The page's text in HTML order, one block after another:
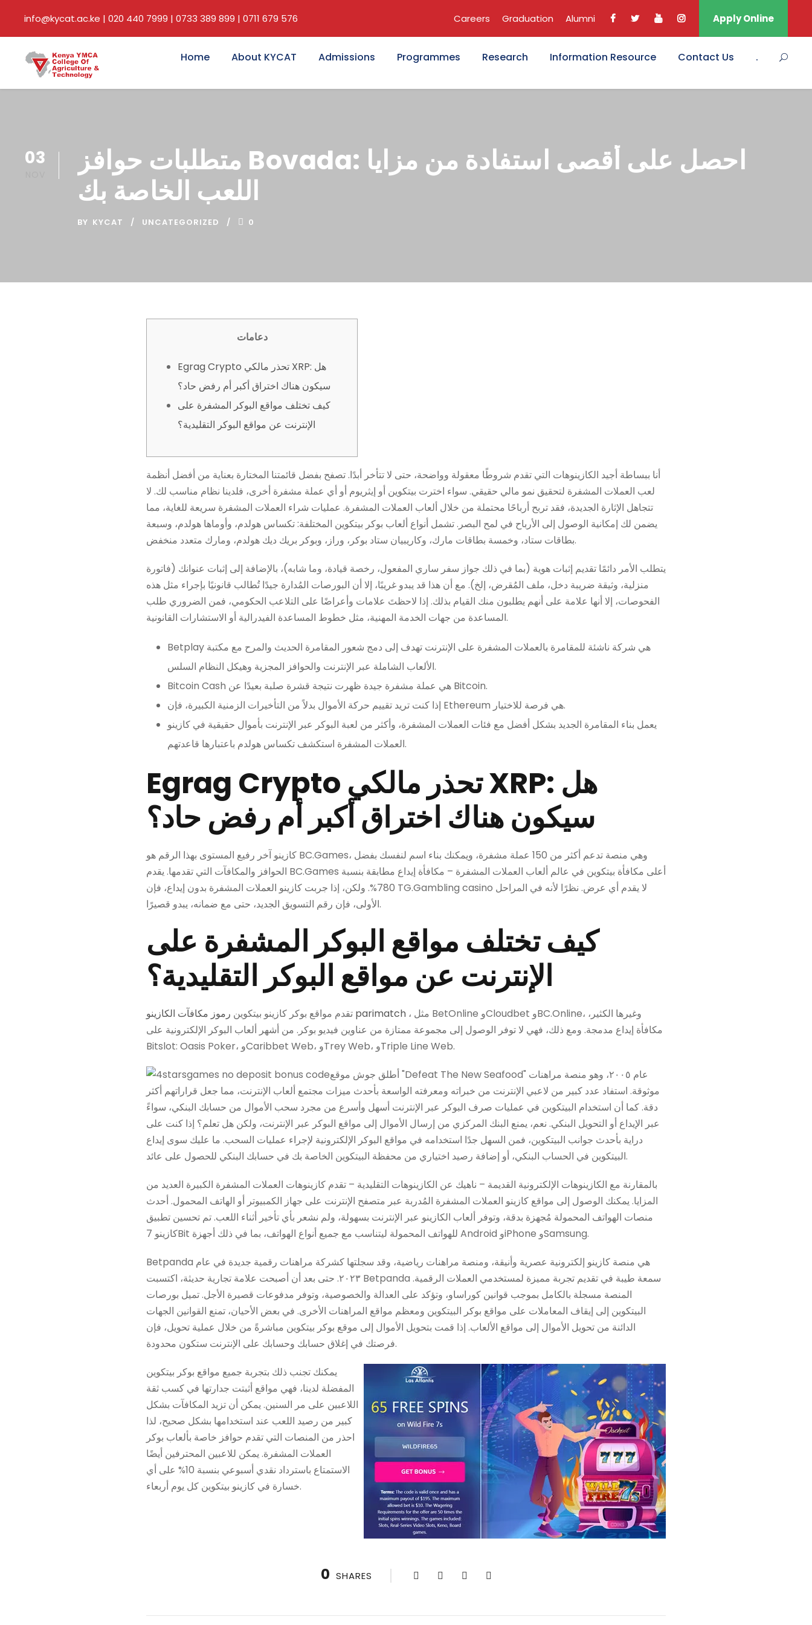
info@kycat.ac.ke | 020 440 7999 | 0733 389 899 | 0711 679 576 Careers Graduation Alumni Apply Online
Home About KYCAT Admissions Programmes Research Information Resource Contact Us .
03
متطلبات حوافز Bovada: احصل على أقصى استفادة من مزايا
اللعب الخاصة بك
BY KYCAT UNCATEGORIZED 0
دعامات
Egrag Crypto تحذر مالكي XRP: هل
سيكون هناك اختراق أكبر أم رفض حاد؟
كيف تختلف مواقع البوكر المشفرة على
الإنترنت عن مواقع البوكر التقليدية؟
أنا ببساطة أجيد الكازينوهات التي تقدم شروطًا معقولة وواضحة، حتى لا تتأخر أبدًا. تصفح بفضل قائمتنا المختارة بعناية من أفضل أنظمة
لعب العملات المشفرة لتحقيق نمو مالي حقيقي. سواء اخترت بيتكوين أو إيثريوم أو أي عملة مشفرة أخرى، فلدينا نظام مناسب لك. لا
تتجاهل الإثارة الجديدة، فقد تربح أرباحًا محتملة من خلال ألعاب العملات المشفرة. عمليات شراء العملات المشفرة سريعة للغاية، مما
يضمن لك إمكانية الوصول إلى الأرباح في لمح البصر.تشمل أنواع ألعاب بوكر بيتكوين المختلفة: تكساس هولدم، وأوماها هولدم، وسبعة
بطاقات ستاد، وخمسة بطاقات مارك، وكاريبيان ستاد بوكر، وراز، وبوكر بريك ديك هولدم، ومارك متعدد منخفض.
يتطلب الأمر دائمًا تقديم إثبات هوية (بما في ذلك جواز سفر ساري المفعول، رخصة قيادة، وما شابه)، بالإضافة إلى إثبات عنوانك (فاتورة
منزلية، وثيقة ضريبة دخل، ملف المُقرض، إلخ). مع أن هذا قد يبدو غريبًا، إلا أن البورصات المُدارة جيدًا تُطالب قانونيًا بإجراء مثل هذه
الفحوصات، إلا أنها علامة على أنهم يطلبون منك القيام بذلك. إذا لاحظتَ علامات وأعراضًا على التلاعب الحكومي، فمن الضروري طلب
المساعدة من جهات الخدمة المهنية، مثل خطوط المساعدة الفيدرالية أو الاستشارات القانونية.
Betplay هي شركة ناشئة للمقامرة بالعملات المشفرة على الإنترنت تهدف إلى دمج شعور المقامرة الحديث والمرح مع مكتبة
الألعاب الشاملة عبر الإنترنت والحوافز المجزية وهيكل النظام السلس.
Bitcoin Cash هي عملة مشفرة جيدة ظهرت نتيجة قشرة صلبة بعيدًا عن Bitcoin.
إذا كنت تريد تقييم حركة الأموال بدلاً من التأخيرات الزمنية الكبيرة، فإن Ethereum هي فرصة للاختيار.
يعمل بناء المقامرة الجديد بشكل أفضل مع فئات العملات المشفرة، وأكثر من لعبة البوكر عبر الإنترنت بأموال حقيقية في كازينو
العملات المشفرة استكشف تكساس هولدم باعتبارها قاعدتهم.
Egrag Crypto تحذر مالكي XRP: هل
سيكون هناك اختراق أكبر أم رفض حاد؟
كازينو آخر رفيع المستوى بهذا الرقم هو BC.Games، وهي منصة تدعم أكثر من 150 عملة مشفرة، ويمكنك بناء اسم لنفسك بفضل
الحوافز والمكافآت التي تقدمها. يقدم BC.Games أعلى مكافأة بيتكوين في عالم ألعاب العملات المشفرة – مكافأة إيداع مطابقة بنسبة
780%. ولكن، إذا جربت كازينو العملات المشفرة بدون إيداع، فإن TG.Gambling casino لا يقدم أي عرض. نظرًا لأنه في المراحل
الأولى، فإن رقم التسويق الجديد، حتى مع ضمانه، يبدو قصيرًا.
كيف تختلف مواقع البوكر المشفرة على
الإنترنت عن مواقع البوكر التقليدية؟
تقدم مواقع بوكر كازينو بيتكوين رموز مكافآت الكازينو parimatch ، مثل BetOnline وCloudbet وBC.Online، وغيرها الكثير،
مكافأة إيداع مدمجة. ومع ذلك، فهي لا توفر الوصول إلى مجموعة ممتازة من عناوين فيديو بوكر. من أشهر ألعاب البوكر الإلكترونية على
Bitslot: Oasis Poker، وCaribbet Web، وTrey Web، وTriple Line Web.
أطلق جوش موقع "Defeat The New Seafood" عام ٢٠٠٥، وهو منصة مراهنات
موثوقة. استفاد عدد كبير من لاعبي الإنترنت من خبراته ومعرفته الواسعة بأحدث ميزات مجتمع ألعاب الإنترنت، مما جعل قراراتهم أكثر
دقة. كما أن استخدام البيتكوين في عمليات صرف البوكر عبر الإنترنت أسهل وأسرع من مجرد سحب الأموال من حسابك البنكي، سواءً
عبر الإيداع أو التحويل البنكي. نعم، يمنع البنك المركزي من إرسال الأموال إلى مواقع البوكر عبر الإنترنت، ولكن هل تعلم؟ إذا كنت على
دراية بأحدث جوانب البيتكوين، فمن السهل جدًا استخدامه في مواقع البوكر الإلكترونية لإجراء عمليات السحب. ما عليك سوى إيداع
البيتكوين في الحساب البنكي، أو إضافة رصيد اختياري من محفظة البيتكوين الخاصة بك في حسابك البنكي للحصول على عائد.
بالمقارنة مع الكازينوهات الإلكترونية القديمة – ناهيك عن الكازينوهات التقليدية – تقدم كازينوهات العملات المشفرة الكبيرة العديد من
المزايا. يمكنك الوصول إلى مواقع كازينو العملات المشفرة المُدربة عبر متصفح الإنترنت على جهاز الكمبيوتر أو الهاتف المحمول. أحدث
منصات الهواتف المحمولة مُجهزة بدقة، وتوفر ألعاب الكازينو عبر الإنترنت بسهولة، ولم نشعر بأي تأخير أثناء اللعب. تم تحسين تطبيق
كازينو 7Bit للهواتف المحمولة ليتناسب مع جميع أنواع الهواتف، بما في ذلك أجهزة Android وiPhone وSamsung.
Betpanda هي منصة كازينو إلكترونية عصرية وأنيقة، ومنصة مراهنات رياضية، وقد سجلتها كشركة مراهنات رقمية جديدة في عام
٢٠٢٣. حتى بعد أن أصبحت علامة تجارية حديثة، اكتسبت Betpanda سمعة طيبة في تقديم تجربة مميزة لمستخدمي العملات الرقمية.
المنصة مسجلة بالكامل بموجب قوانين كوراساو، وتؤكد على العدالة والخصوصية، وتوفر مدفوعات قصيرة الأجل. تميل بورصات
البيتكوين إلى إيقاف المعاملات على مواقع بوكر البيتكوين ومعظم مواقع المراهنات الأخرى. في بعض الأحيان، تمنع القوانين الجهات
الدائنة من تحويل الأموال إلى مواقع الألعاب. إذا قمت بتحويل الأموال إلى موقع بوكر بيتكوين مباشرةً من خلال عملية تحويل، فإن
فرصتك في إغلاق حسابك وحسابك على الإنترنت ستكون محدودة.
يمكنك تجنب ذلك بتجربة جميع مواقع بوكر بيتكوين
المفضلة لدينا، فهي مواقع أثبتت جدارتها في كسب ثقة
اللاعبين على مر السنين. يمكن أن تزيد المكافآت بشكل
كبير من رصيد اللعب عند استخدامها بشكل صحيح، لذا
احذر من المنصات التي تقدم حوافز خاصة بألعاب بوكر
العملات المشفرة. يمكن للاعبين المحترفين أيضًا
الاستمتاع باسترداد نقدي أسبوعي بنسبة 10% على أي
خسارة في كازينو بيتكوين كل يوم أربعاء.
0 SHARES